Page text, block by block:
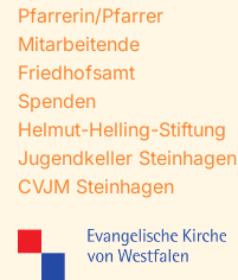
Pfarrerin/Pfarrer
Mitarbeitende
Friedhofsamt
Spenden
Helmut-Helling-Stiftung
Jugendkeller Steinhagen
CVJM Steinhagen